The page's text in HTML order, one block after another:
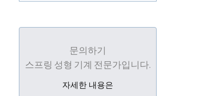
문의하기
스프링 성형 기계 전문가입니다.
자세한 내용은